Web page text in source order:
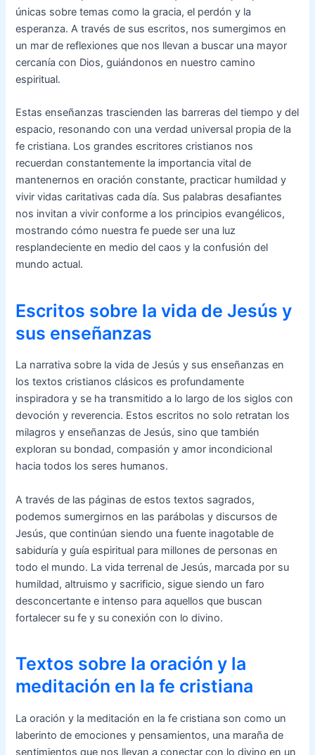
únicas sobre temas como la gracia, el perdón y la
esperanza. A través de sus escritos, nos sumergimos en
un mar de reflexiones que nos llevan a buscar una mayor
cercanía con Dios, guiándonos en nuestro camino
espiritual.
Estas enseñanzas trascienden las barreras del tiempo y del
espacio, resonando con una verdad universal propia de la
fe cristiana. Los grandes escritores cristianos nos
recuerdan constantemente la importancia vital de
mantenernos en oración constante, practicar humildad y
vivir vidas caritativas cada día. Sus palabras desafiantes
nos invitan a vivir conforme a los principios evangélicos,
mostrando cómo nuestra fe puede ser una luz
resplandeciente en medio del caos y la confusión del
mundo actual.
Escritos sobre la vida de Jesús y
sus enseñanzas
La narrativa sobre la vida de Jesús y sus enseñanzas en
los textos cristianos clásicos es profundamente
inspiradora y se ha transmitido a lo largo de los siglos con
devoción y reverencia. Estos escritos no solo retratan los
milagros y enseñanzas de Jesús, sino que también
exploran su bondad, compasión y amor incondicional
hacia todos los seres humanos.
A través de las páginas de estos textos sagrados,
podemos sumergirnos en las parábolas y discursos de
Jesús, que continúan siendo una fuente inagotable de
sabiduría y guía espiritual para millones de personas en
todo el mundo. La vida terrenal de Jesús, marcada por su
humildad, altruismo y sacrificio, sigue siendo un faro
desconcertante e intenso para aquellos que buscan
fortalecer su fe y su conexión con lo divino.
Textos sobre la oración y la
meditación en la fe cristiana
La oración y la meditación en la fe cristiana son como un
laberinto de emociones y pensamientos, una maraña de
sentimientos que nos llevan a conectar con lo divino en un